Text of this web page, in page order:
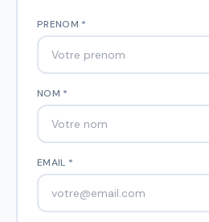
PRENOM *
NOM *
EMAIL *